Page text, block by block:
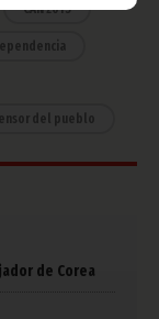
CAN 2015
del pueblo
de Corea